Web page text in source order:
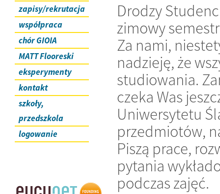
zapisy/rekrutacja
współpraca
chór GIOIA
MATT Flooreski
eksperymenty
kontakt
szkoły,
przedszkola
logowanie
Drodzy
zimowy
Za nami,
nadzieję, że
studiowania.
czeka Was
Uniwersytetu
przedmiotów,
Piszą prace,
pytania
podczas zajęć.